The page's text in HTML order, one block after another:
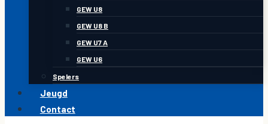
GEW U8
GEW U8 B
GEW U7 A
GEW U6
Spelers
Jeugd
Contact